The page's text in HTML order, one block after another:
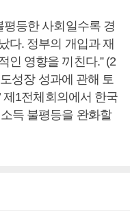
평등한 사회일수록 경
다. 정부의 개입과 재
인 영향을 끼친다.” (2
성장 성과에 관해 토
제1전체회의에서 한국
득 불평등을 완화할